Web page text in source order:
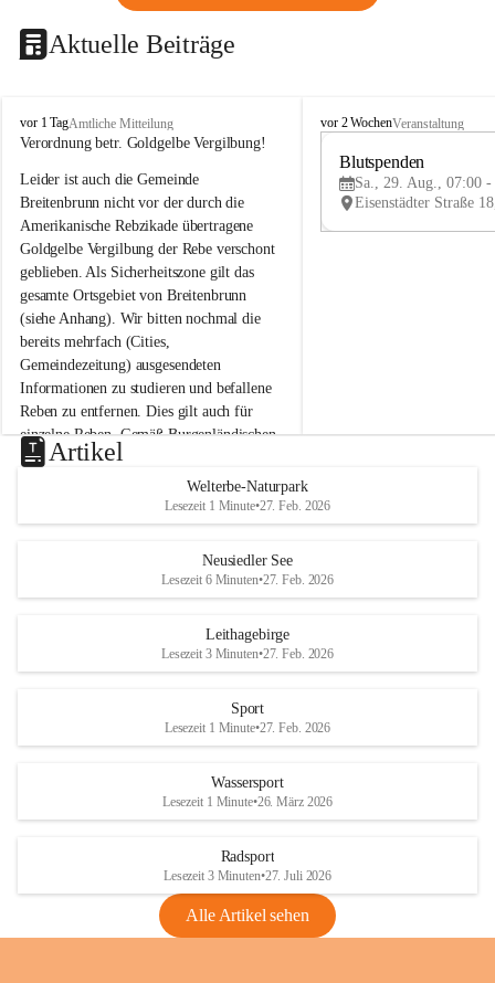
Aktuelle Beiträge
B
r
i
t
e
n
b
r
u
n
n
a
m
N
e
u
s
d
S
vor 1 TagAmtliche Mitteilung
Verordnung betr. Goldgelbe Vergilbung!
Leider ist auch die Gemeinde
Breitenbrunn nicht vor der durch die
Amerikanische Rebzikade übertragene
Goldgelbe Vergilbung der Rebe verschont
geblieben. Als Sicherheitszone gilt das
gesamte Ortsgebiet von Breitenbrunn
(siehe Anhang). Wir bitten nochmal die
bereits mehrfach (Cities,
Gemeindezeitung) ausgesendeten
Informationen zu studieren und befallene
Reben zu entfernen. Dies gilt auch für
einzelne Reben. Gemäß Burgenländischen
Weinbaugesetz sind nicht gepflegte oder
unzulässige Weingärten zu roden! Bitte
helfen wir zusammen um unsere Winzer
vor den prognostizierten Ernteausfällen
und den daraus folgenden wirtschaftlichen
Maßnahmen zur Bekämpfung
Rebe und der Amerikanischen
Anhang VBl. EU Nr. 18
1 Seite•1,4 MB
VBl. EU Nr. 18_2026
B
e
u
e
d
r
S
vor 2 WochenVeranstaltung
Blutspenden
Sa., 29. Aug., 07:00 -
Artikel
Welterbe-Naturpark
Lesezeit 1 Minute•27. Feb. 2026
Neusiedler See
Lesezeit 6 Minuten•27. Feb. 2026
Leithagebirge
Lesezeit 3 Minuten•27. Feb. 2026
Sport
Lesezeit 1 Minute•27. Feb. 2026
Wassersport
Lesezeit 1 Minute•26. März 2026
Radsport
Lesezeit 3 Minuten•27. Juli 2026
Alle Artikel sehen